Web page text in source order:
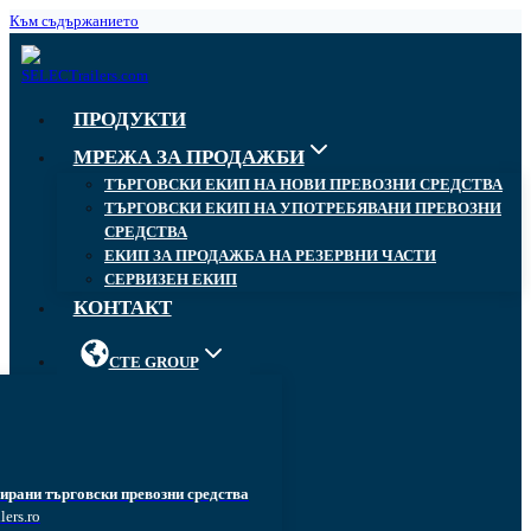
Към съдържанието
ПРОДУКТИ
МРЕЖА ЗА ПРОДАЖБИ
ТЪРГОВСКИ ЕКИП НА НОВИ ПРЕВОЗНИ СРЕДСТВА
ТЪРГОВСКИ ЕКИП НА УПОТРЕБЯВАНИ ПРЕВОЗНИ
СРЕДСТВА
ЕКИП ЗА ПРОДАЖБА НА РЕЗЕРВНИ ЧАСТИ
СЕРВИЗЕН ЕКИП
КОНТАКТ
CTE GROUP
търговски превозни средства